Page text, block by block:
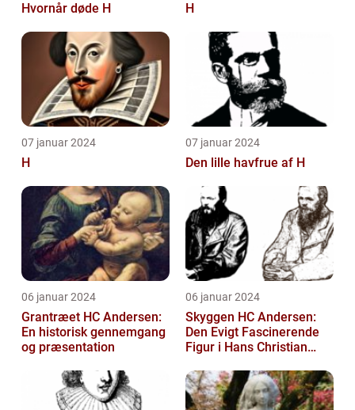
Hvornår døde H H
07 januar 2024
H
07 januar 2024
Den lille havfrue af H
06 januar 2024
Grantræet HC Andersen:
En historisk gennemgang
og præsentation
06 januar 2024
Skyggen HC Andersen:
Den Evigt Fascinerende
Figur i Hans Christian